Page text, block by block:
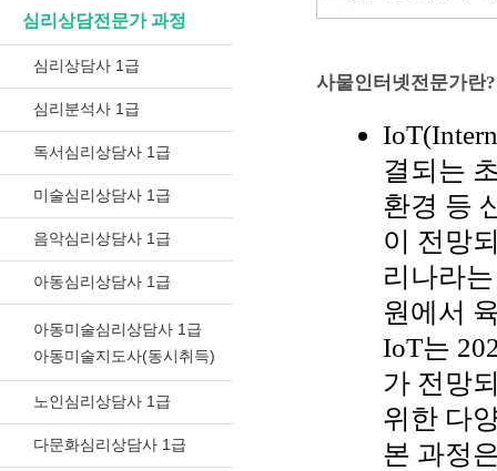
심리상담전문가 과정
심리상담사 1급
심리분석사 1급
독서심리상담사 1급
미술심리상담사 1급
음악심리상담사 1급
아동심리상담사 1급
아동미술심리상담사 1급
아동미술지도사(동시취득)
노인심리상담사 1급
다문화심리상담사 1급
사물인터넷전문가란?
결되는
환경 등
이 전망
리나라
원에서
IoT는
가 전망
위한 다
본 과정